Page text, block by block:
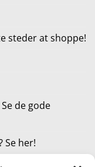
steder at shoppe!
de gode
Se her!